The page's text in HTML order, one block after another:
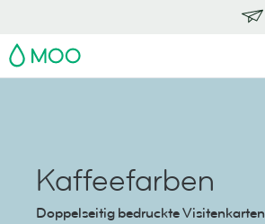
MOO
Kaffeefarben
Doppelseitig bedruckte Visitenkarten